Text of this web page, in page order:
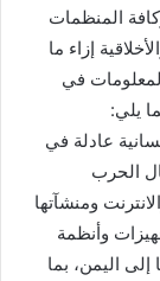
المنظمات
إزاء ما
في
يلي:
عادلة في
الحرب
ومنشآتها
وأنظمة
اليمن، بما